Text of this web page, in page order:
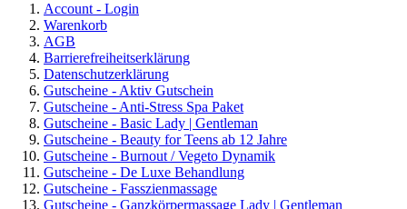
Account - Login
Warenkorb
AGB
Barrierefreiheitserklärung
Datenschutzerklärung
Gutscheine - Aktiv Gutschein
Gutscheine - Anti-Stress Spa Paket
Gutscheine - Basic Lady | Gentleman
Gutscheine - Beauty for Teens ab 12 Jahre
Gutscheine - Burnout / Vegeto Dynamik
Gutscheine - De Luxe Behandlung
Gutscheine - Fasszienmassage
Gutscheine - Ganzkörpermassage Lady | Gentleman